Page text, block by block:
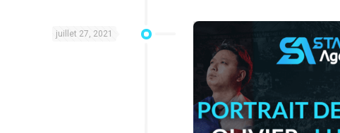
juillet 27, 2021